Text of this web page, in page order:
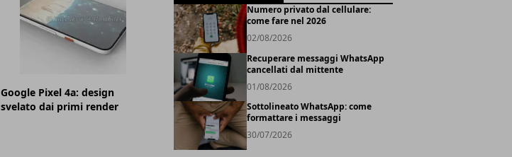
Google Pixel 4a: design
svelato dai primi render
Numero privato dal cellulare:
come fare nel 2026
02/08/2026
Recuperare messaggi WhatsApp
cancellati dal mittente
01/08/2026
Sottolineato WhatsApp: come
formattare i messaggi
30/07/2026